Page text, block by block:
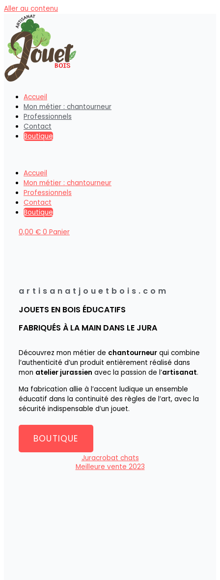
Aller au contenu
Accueil
Mon métier : chantourneur
Professionnels
Contact
Boutique
Accueil
Mon métier : chantourneur
Professionnels
Contact
Boutique
0,00 € 0 Panier
artisanatjouetbois.com
JOUETS EN BOIS ÉDUCATIFS
FABRIQUÉS À LA MAIN DANS LE JURA
Découvrez mon métier de chantourneur qui combine
l’authenticité d’un produit entièrement réalisé dans
mon atelier jurassien avec la passion de l’artisanat.
Ma fabrication allie à l’accent ludique un ensemble
éducatif dans la continuité des règles de l’art, avec la
sécurité indispensable d’un jouet.
BOUTIQUE
Juracrobat chats
Meilleure vente 2023